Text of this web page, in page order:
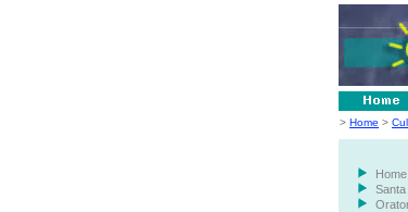
> Home >
Santa